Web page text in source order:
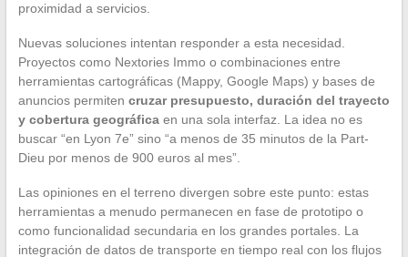
proximidad a servicios.
Nuevas soluciones intentan responder a esta necesidad.
Proyectos como Nextories Immo o combinaciones entre
herramientas cartográficas (Mappy, Google Maps) y bases de
anuncios permiten cruzar presupuesto, duración del trayecto
y cobertura geográficaen una sola interfaz. La idea no es
buscar “en Lyon 7e” sino “a menos de 35 minutos de la Part-
Dieu por menos de 900 euros al mes”.
Las opiniones en el terreno divergen sobre este punto: estas
herramientas a menudo permanecen en fase de prototipo o
como funcionalidad secundaria en los grandes portales. La
integración de datos de transporte en tiempo real con los flujos